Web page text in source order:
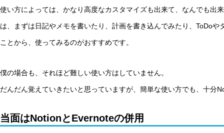
使い方によっては、かなり高度なカスタマイズも出来て、なんでも出
は、まずは日記やメモを書いたり、計画を書き込んでみたり、ToDo
ことから、使ってみるのがおすすめです。
僕の場合も、それほど難しい使い方はしていません。
だんだん覚えていきたいと思っていますが、簡単な使い方でも、十分
当面はNotionとEvernoteの併用